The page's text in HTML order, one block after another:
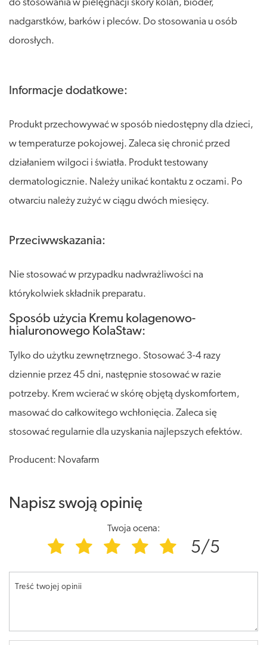
do stosowania w pielęgnacji skóry kolan, bioder,
nadgarstków, barków i pleców. Do stosowania u osób
dorosłych.
Informacje dodatkowe:
Produkt przechowywać w sposób niedostępny dla dzieci,
w temperaturze pokojowej. Zaleca się chronić przed
działaniem wilgoci i światła. Produkt testowany
dermatologicznie. Należy unikać kontaktu z oczami. Po
otwarciu należy zużyć w ciągu dwóch miesięcy.
Przeciwwskazania:
Nie stosować w przypadku nadwrażliwości na
którykolwiek składnik preparatu.
Sposób użycia Kremu kolagenowo-
hialuronowego KolaStaw:
Tylko do użytku zewnętrznego. Stosować 3-4 razy
dziennie przez 45 dni, następnie stosować w razie
potrzeby. Krem wcierać w skórę objętą dyskomfortem,
masować do całkowitego wchłonięcia. Zaleca się
stosować regularnie dla uzyskania najlepszych efektów.
Producent: Novafarm
Napisz swoją opinię
Twoja ocena:
5/5
Treść twojej opinii